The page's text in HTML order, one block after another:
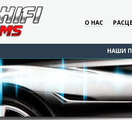
О НАС
НАШИ